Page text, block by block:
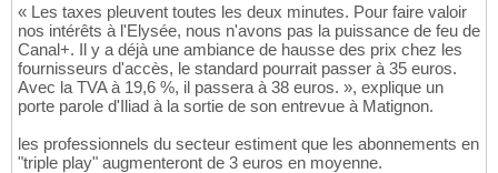
« Les taxes pleuvent toutes les deux minutes. Pour faire valoir
nos intérêts à l'Elysée, nous n'avons pas la puissance de feu de
Canal+. Il y a déjà une ambiance de hausse des prix chez les
fournisseurs d'accès, le standard pourrait passer à 35 euros.
Avec la TVA à 19,6 %, il passera à 38 euros. », explique un
porte parole d'Iliad à la sortie de son entrevue à Matignon.
les professionnels du secteur estiment que les abonnements en
"triple play" augmenteront de 3 euros en moyenne.